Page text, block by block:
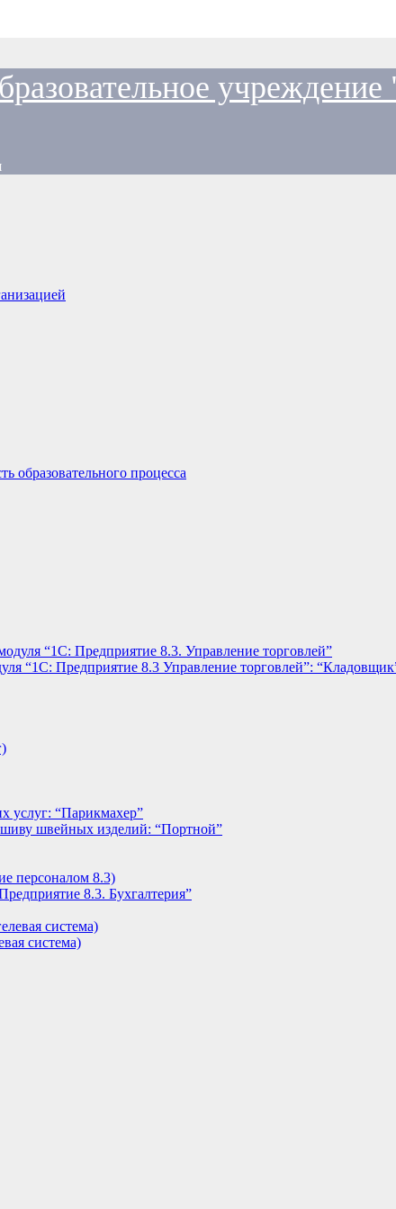
образовательного процесса
“1С: Предприятие 8.3. Управление торговлей”
“1С: Предприятие 8.3 Управление торговлей”:
услуг: “Парикмахер”
швейных изделий: “Портной”
персоналом 8.3)
8.3. Бухгалтерия”
система)
система)